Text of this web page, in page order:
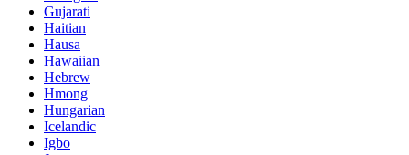
Gujarati
Haitian
Hausa
Hawaiian
Hebrew
Hmong
Hungarian
Icelandic
Igbo